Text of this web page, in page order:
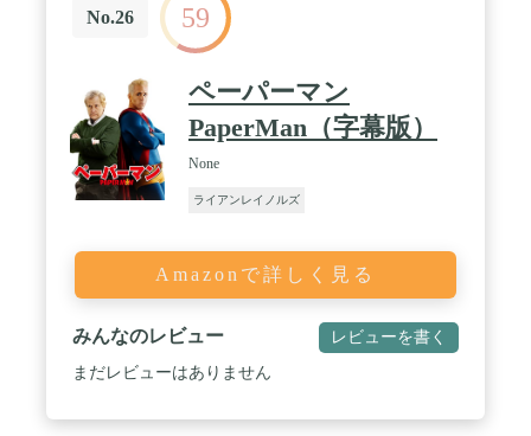
No.26 59
ペーパーマン
PaperMan（字幕版）
None
ライアンレイノルズ
Amazonで詳しく見る
みんなのレビュー レビューを書く
まだレビューはありません